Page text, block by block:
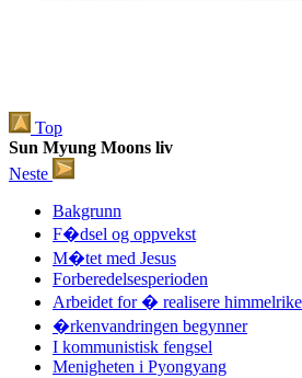
Top
Sun Myung Moons liv
Neste
Bakgrunn
F�dsel og oppvekst
M�tet med Jesus
Forberedelsesperioden
Arbeidet for � realisere
�rkenvandringen begynner
I kommunistisk fengsel
Menigheten i Pyongyang